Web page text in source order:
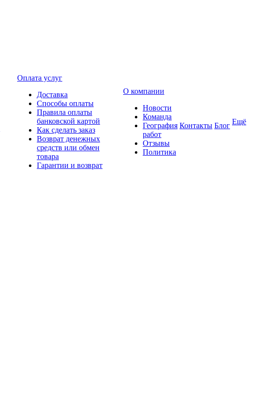
Оплата услуг
Доставка
Способы оплаты
Правила оплаты
банковской картой
Как сделать заказ
Возврат денежных
средств или обмен
товара
Гарантии и возврат
О компании
Новости
Команда
География
работ
Отзывы
Политика
Контакты Блог Ещё